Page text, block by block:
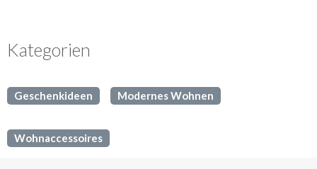
Kategorien
Geschenkideen Modernes Wohnen
Wohnaccessoires